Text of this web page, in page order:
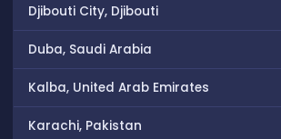
Djibouti City, Djibouti
Duba, Saudi Arabia
Kalba, United Arab Emirates
Karachi, Pakistan